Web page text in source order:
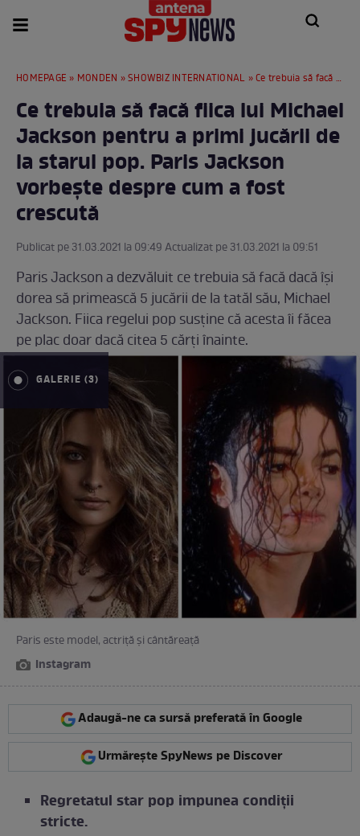
HOMEPAGE » MONDEN »SHOWBIZ INTERNATIONAL » Ce trebuia să facă fiica lui Michael Jackson pentru a primi jucării de la starul pop. Paris Jackson vorbește despre cum a fost crescută
Ce trebuia să facă fiica lui Michael
Jackson pentru a primi jucării de
la starul pop. Paris Jackson
vorbește despre cum a fost
crescută
Publicat pe 31.03.2021 la 09:49 Actualizat pe 31.03.2021 la 09:51
Paris Jackson a dezvăluit ce trebuia să facă dacă își
dorea să primească 5 jucării de la tatăl său, Michael
Jackson. Fiica regelui pop susține că acesta îi făcea
pe plac doar dacă citea 5 cărți înainte.
GALERIE (3)
Paris este model, actriță și cântăreață
Instagram
Adaugă-ne ca sursă preferată în Google
Urmărește SpyNews pe Discover
Regretatul star pop impunea condiții
stricte.